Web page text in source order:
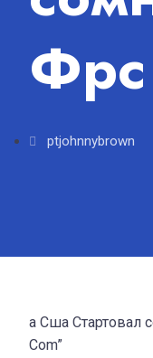
Фрс
ptjohnnybrown
а Сша Стартовал
Com”